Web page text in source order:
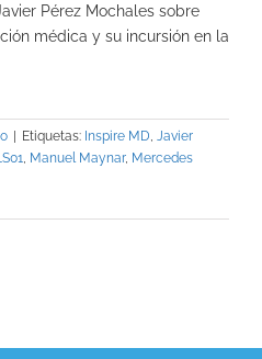
Pérez Mochales sobre
médica y su incursión en la
| Etiquetas: Inspire MD
Javier
Manuel Maynar, Mercedes